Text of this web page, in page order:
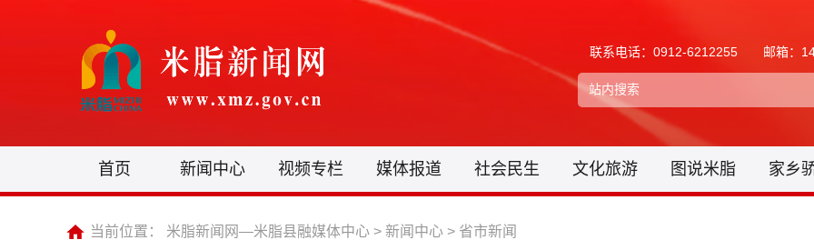
联系电话：0912-6212255 邮箱：
首页 新闻中心 视频专栏 媒体报道 社会民生 文化旅游 图说米脂 家乡
当前位置： 米脂新闻网—米脂县融媒体中心 > 新闻中心 > 省市新闻